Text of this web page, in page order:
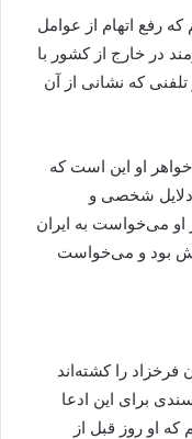
رفع اتهام از عوامل
در خارج از کشور با
که نشانی از آن
او این است که
دلایل شخصی و
او می‌خواست به ایران
بود و می‌خواست
را کشته‌اند
برای این ادعا
او روز قبل از